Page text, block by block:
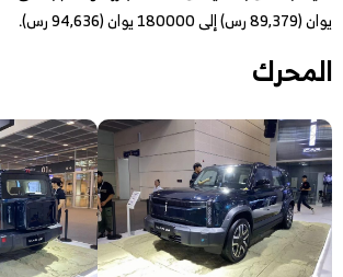
يوان (89,379 رس) إلى 180000 يوان (94,636 رس).
المحرك